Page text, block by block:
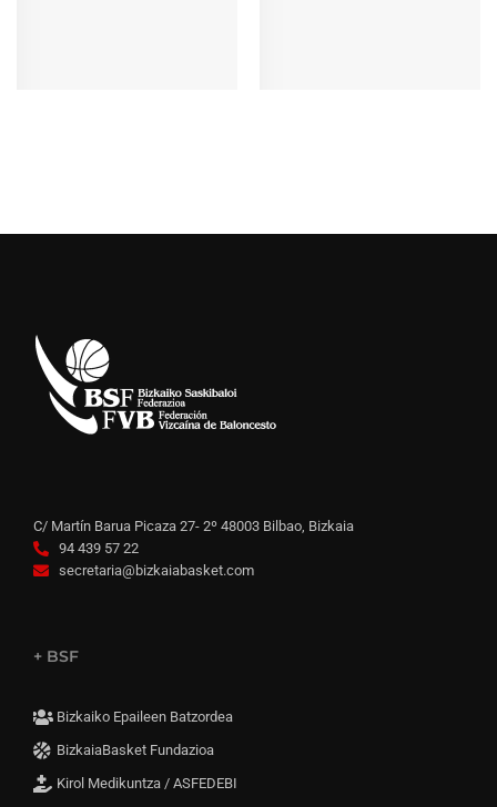
C/ Martín Barua Picaza 27- 2º 48003 Bilbao, Bizkaia
94 439 57 22
secretaria@bizkaiabasket.com
+ BSF
Bizkaiko Epaileen Batzordea
BizkaiaBasket Fundazioa
Kirol Medikuntza / ASFEDEBI